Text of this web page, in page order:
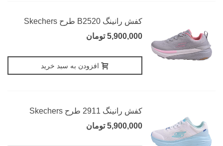
کفش رانینگ B2520 طرح Skechers
5,900,000 تومان
افزودن به سبد خرید
کفش رانینگ 2911 طرح Skechers
5,900,000 تومان